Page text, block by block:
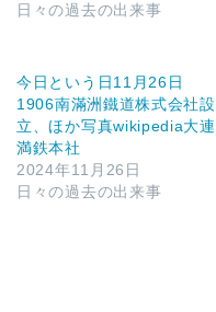
日々の過去の出来事
今日という日11月26日
1906南滿洲鐵道株式会社設
立、ほか写真wikipedia大連
満鉄本社
2024年11月26日
日々の過去の出来事